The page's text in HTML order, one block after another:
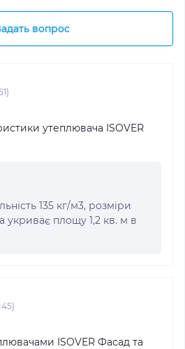
вопрос
утеплювача ISOVER
135 кг/м3, розміри
укриває площу 1,2 кв. м в
ISOVER Фасад та